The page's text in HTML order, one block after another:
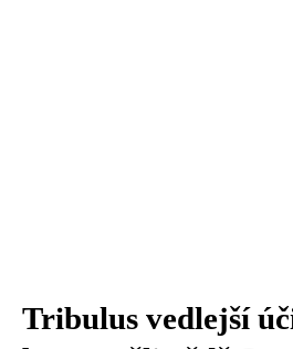
Tribulus vedlejší